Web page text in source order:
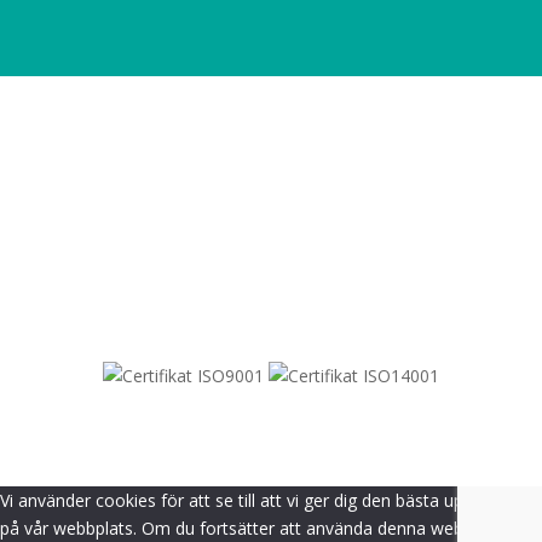
Vi använder cookies för att se till att vi ger dig den bästa upplevelsen
på vår webbplats. Om du fortsätter att använda denna webbplats